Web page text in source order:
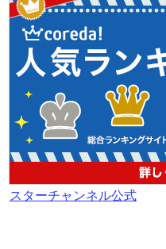
スターチャンネル公式